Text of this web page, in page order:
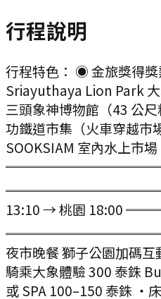
行程說明
行程特色： ◉ 金旅獎得
Sriayuthaya Lion Park
三頭象神博物館（43 公
功鐵道市集（火車穿越市
SOOKSIAM 室內水上市
13:10 → 桃園
夜市晚餐 獅子公園加碼
騎乘大象體驗 300 泰銖
或 SPA 100–150